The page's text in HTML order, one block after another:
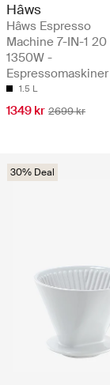
Hâws
Hâws Espresso
Machine 7-IN-1 20
1350W -
Espressomaskiner
1.5 L
1349 kr 2699 kr
30% Deal